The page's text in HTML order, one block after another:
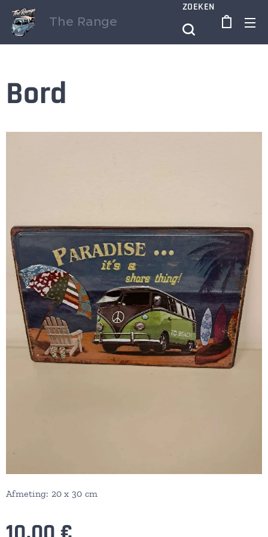
The Range
ZOEKEN
Bord
Afmeting: 20 x 30 cm